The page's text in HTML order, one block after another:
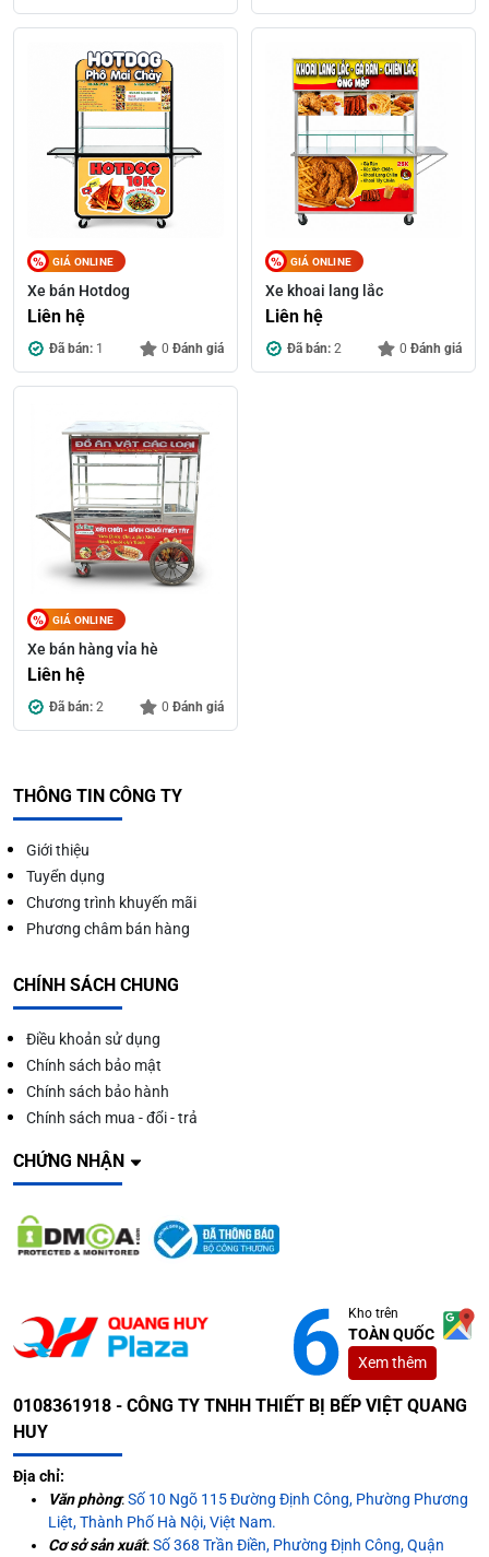
GIÁ ONLINE
Xe bán Hotdog
Liên hệ
Đã bán: 1 0 Đánh giá
GIÁ ONLINE
Xe khoai lang lắc
Liên hệ
Đã bán: 2 0 Đánh giá
GIÁ ONLINE
Xe bán hàng vỉa hè
Liên hệ
Đã bán: 2 0 Đánh giá
THÔNG TIN CÔNG TY
Giới thiệu
Tuyển dụng
Chương trình khuyến mãi
Phương châm bán hàng
CHÍNH SÁCH CHUNG
Điều khoản sử dụng
Chính sách bảo mật
Chính sách bảo hành
Chính sách mua - đổi - trả
CHỨNG NHẬN
Kho trên
TOÀN QUỐC
Xem thêm
0108361918 - CÔNG TY TNHH THIẾT BỊ BẾP VIỆT QUANG
HUY
Địa chỉ:
Văn phòng:Số 10 Ngõ 115 Đường Định Công, Phường Phương
Liệt, Thành Phố Hà Nội, Việt Nam.
Cơ sở sản xuất:Số 368 Trần Điền, Phường Định Công, Quận